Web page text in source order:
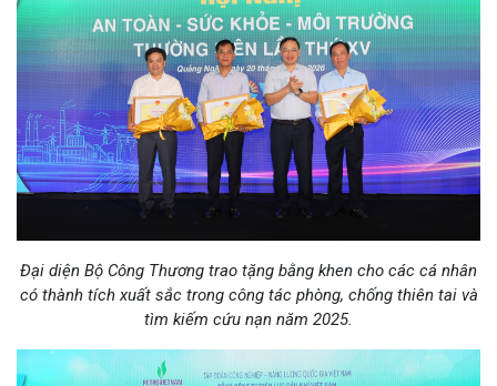
Đại diện Bộ Công Thương trao tặng bằng khen cho các cá nhân
có thành tích xuất sắc trong công tác phòng, chống thiên tai và
tìm kiếm cứu nạn năm 2025.